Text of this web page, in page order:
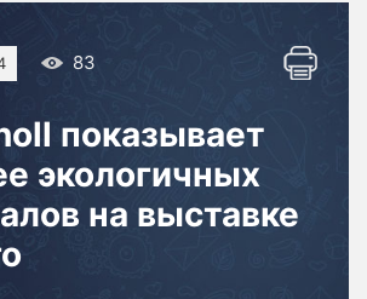
83
показывает
экологичных
на выставке